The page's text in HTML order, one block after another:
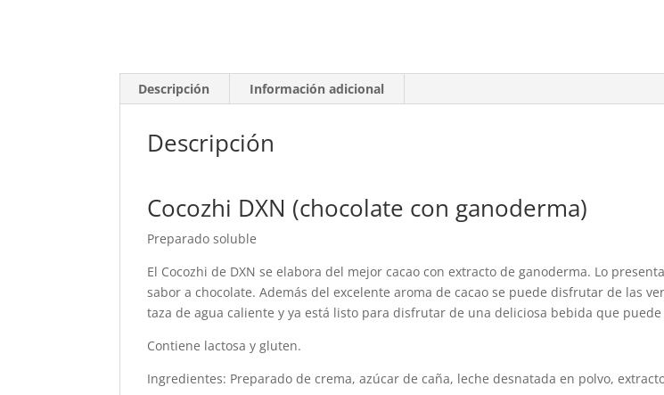
Descripción Información adicional
Descripción
Cocozhi DXN (chocolate con ganoderma)
Preparado soluble
El Cocozhi de DXN se elabora del mejor cacao con extracto de ganoderma. Lo
sabor a chocolate. Además del excelente aroma de cacao se puede disfrutar de las
taza de agua caliente y ya está listo para disfrutar de una deliciosa bebida que
Contiene lactosa y gluten.
Ingredientes: Preparado de crema, azúcar de caña, leche desnatada en polvo,